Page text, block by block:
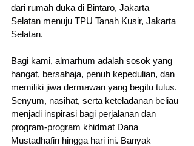
dari rumah duka di Bintaro, Jakarta
Selatan menuju TPU Tanah Kusir, Jakarta
Selatan.
Bagi kami, almarhum adalah sosok yang
hangat, bersahaja, penuh kepedulian, dan
memiliki jiwa dermawan yang begitu tulus.
Senyum, nasihat, serta keteladanan beliau
menjadi inspirasi bagi perjalanan dan
program-program khidmat Dana
Mustadhafin hingga hari ini. Banyak